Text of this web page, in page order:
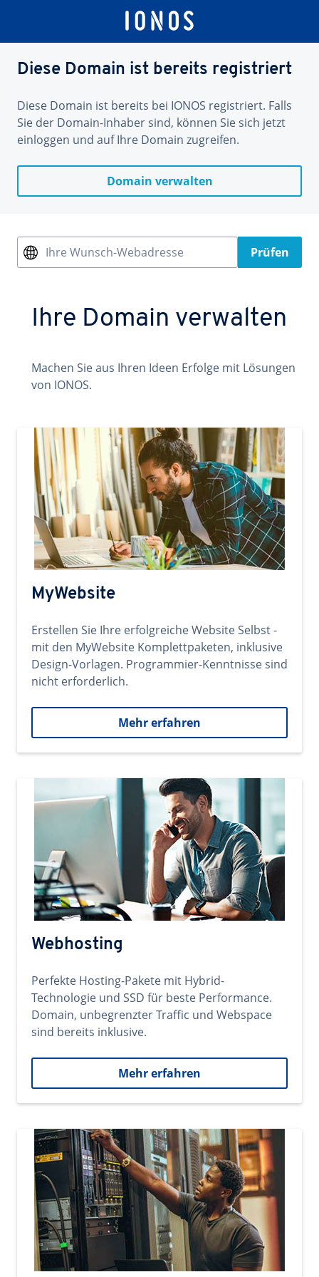
Diese Domain ist bereits registriert
Diese Domain ist bereits bei IONOS registriert. Falls
Sie der Domain-Inhaber sind, können Sie sich jetzt
einloggen und auf Ihre Domain zugreifen.
Domain verwalten
Ihre Wunsch-Webadresse Prüfen
Ihre Domain verwalten
Machen Sie aus Ihren Ideen Erfolge mit Lösungen
von IONOS.
MyWebsite
Erstellen Sie Ihre erfolgreiche Website Selbst -
mit den MyWebsite Komplettpaketen, inklusive
Design-Vorlagen. Programmier-Kenntnisse sind
nicht erforderlich.
Mehr erfahren
Webhosting
Perfekte Hosting-Pakete mit Hybrid-
Technologie und SSD für beste Performance.
Domain, unbegrenzter Traffic und Webspace
sind bereits inklusive.
Mehr erfahren